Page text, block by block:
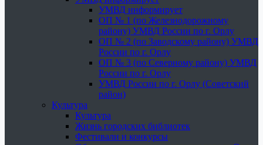
УМВД информирует
ОП № 1 (по Железнодорожному
району) УМВД России по г. Орлу
ОП № 2 (по Заводскому району) УМВД
России по г. Орлу
ОП № 3 (по Северному району) УМВД
России по г. Орлу
УМВД России по г. Орлу (Советский
район)
Культура
Культура
Жизнь городских библиотек
Фестивали и конкурсы